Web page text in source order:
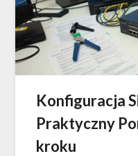
Konfiguracja
Praktyczny
kroku